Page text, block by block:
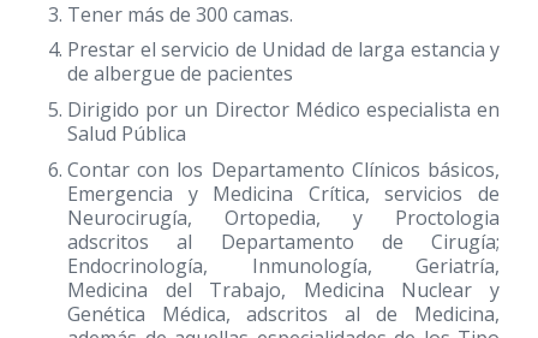
Tener más de 300 camas.
Prestar el servicio de Unidad de larga estancia y
de albergue de pacientes
Dirigido por un Director Médico especialista en
Salud Pública
Contar con los Departamento Clínicos básicos,
Emergencia y Medicina Crítica, servicios de
Neurocirugía, Ortopedia, y Proctologia
adscritos al Departamento de Cirugía;
Endocrinología, Inmunología, Geriatría,
Medicina del Trabajo, Medicina Nuclear y
Genética Médica, adscritos al de Medicina,